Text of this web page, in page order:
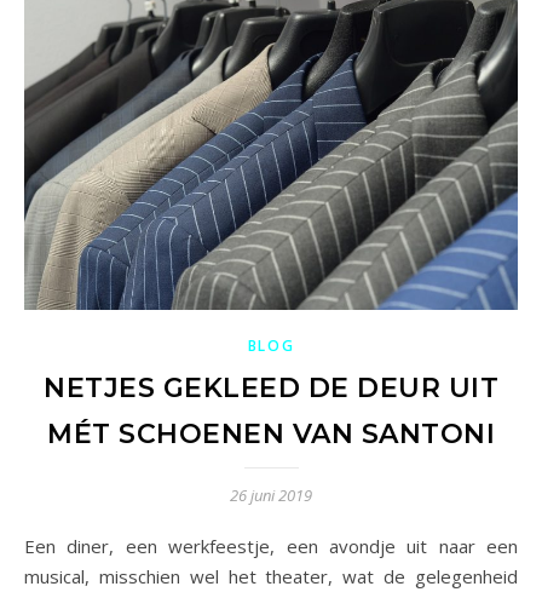
BLOG
NETJES GEKLEED DE DEUR UIT
MÉT SCHOENEN VAN SANTONI
26 juni 2019
Een diner, een werkfeestje, een avondje uit naar een
musical, misschien wel het theater, wat de gelegenheid